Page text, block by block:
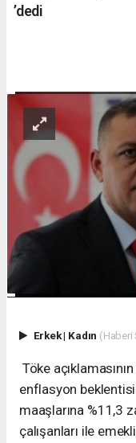
’dedi
Erkek| Kadın (Haberi
Töke
enflasyon
maaşlarına %11,3
çalışanları ile